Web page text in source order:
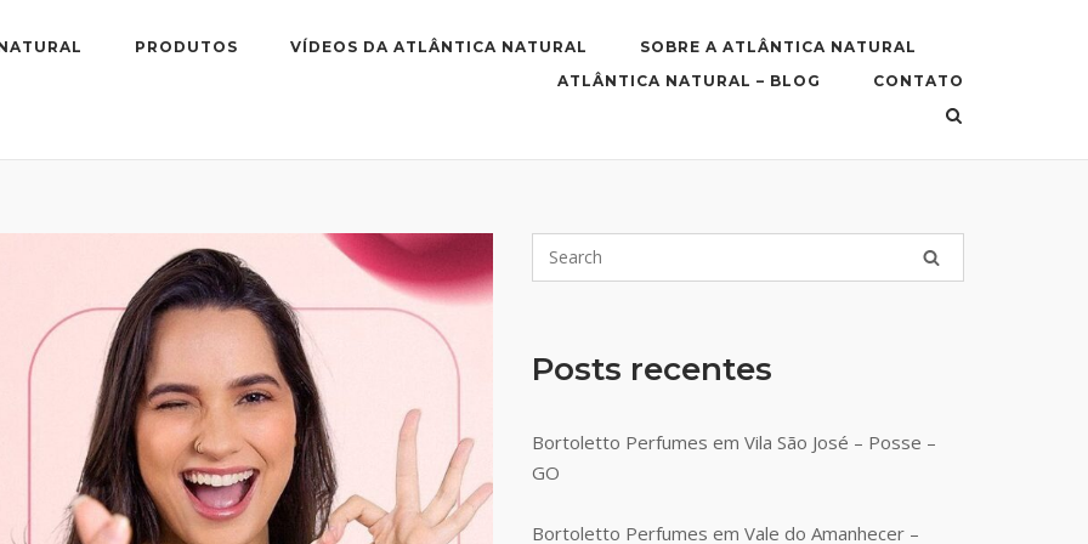
PRODUTOS VÍDEOS DA ATLÂNTICA NATURAL
SOBRE A ATLÂNTICA NATURAL
ATLÂNTICA NATURAL – BLOG
CONTATO
Posts recentes
Bortoletto Perfumes em Vila São José – Posse –
GO
Bortoletto Perfumes em Vale do Amanhecer –